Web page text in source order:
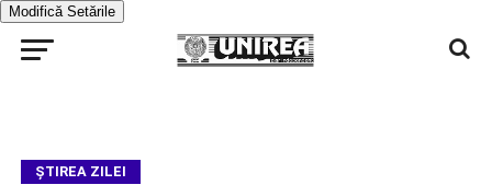
Modifică Setările
ŞTIREA ZILEI